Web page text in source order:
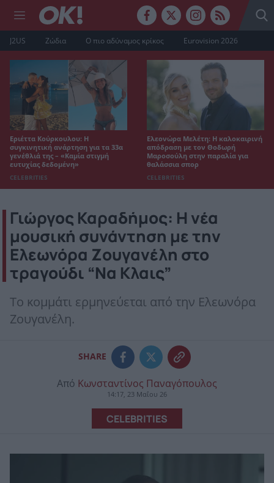
J2US Ζώδια Ο πιο αδύναμος κρίκος Eurovision 2026
Εριέττα Κούρκουλου: Η
συγκινητική ανάρτηση για τα 33α
γενέθλιά της – «Καμία στιγμή
ευτυχίας δεδομένη»
CELEBRITIES
Ελεονώρα Μελέτη: Η καλοκαιρινή
απόδραση με τον Θοδωρή
Μαροσούλη στην παραλία για
θαλάσσια σπορ
CELEBRITIES
Γιώργος Καραδήμος: Η νέα
μουσική συνάντηση με την
Ελεωνόρα Ζουγανέλη στο
τραγούδι “Να Κλαις”
Το κομμάτι ερμηνεύεται από την Ελεωνόρα
Ζουγανέλη.
SHARE
Από Κωνσταντίνος Παναγόπουλος
14:17, 23 Μαΐου 26
CELEBRITIES